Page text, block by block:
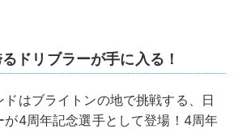
ドリブラーが手に入る！
ドはブライトンの地で挑戦する、日
が4周年記念選手として登場！4周年